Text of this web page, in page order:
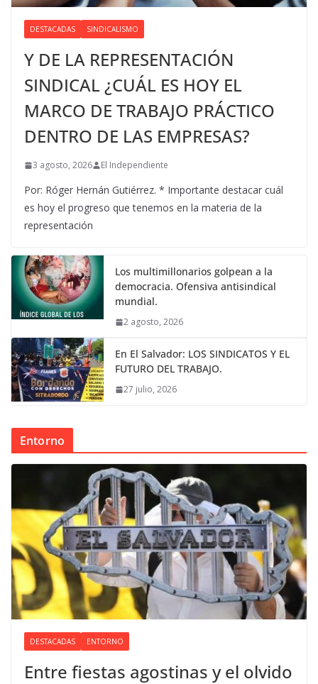
DESTACADAS SINDICALISMO
Y DE LA REPRESENTACIÓN
SINDICAL ¿CUÁL ES HOY EL
MARCO DE TRABAJO PRÁCTICO
DENTRO DE LAS EMPRESAS?
3 agosto, 2026 El Independiente
Por: Róger Hernán Gutiérrez. * Importante destacar cuál
es hoy el progreso que tenemos en la materia de la
representación
Los multimillonarios golpean a la
democracia. Ofensiva antisindical
mundial.
2 agosto, 2026
En El Salvador: LOS SINDICATOS Y EL
FUTURO DEL TRABAJO.
27 julio, 2026
Entorno
DESTACADAS ENTORNO
Entre fiestas agostinas y el olvido